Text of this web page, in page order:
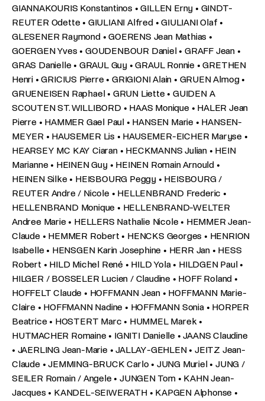
GIANNAKOURIS Konstantinos • GILLEN Erny • GINDT-
REUTER Odette • GIULIANI Alfred • GIULIANI Olaf •
GLESENER Raymond • GOERENS Jean Mathias •
GOERGEN Yves • GOUDENBOUR Daniel • GRAFF Jean •
GRAS Danielle • GRAUL Guy • GRAUL Ronnie • GRETHEN
Henri • GRICIUS Pierre • GRIGIONI Alain • GRUEN Almog •
GRUENEISEN Raphael • GRUN Liette • GUIDEN A
SCOUTEN ST. WILLIBORD • HAAS Monique • HALER Jean
Pierre • HAMMER Gael Paul • HANSEN Marie • HANSEN-
MEYER • HAUSEMER Lis • HAUSEMER-EICHER Maryse •
HEARSEY MC KAY Ciaran • HECKMANNS Julian • HEIN
Marianne • HEINEN Guy • HEINEN Romain Arnould •
HEINEN Silke • HEISBOURG Peggy • HEISBOURG /
REUTER Andre / Nicole • HELLENBRAND Frederic •
HELLENBRAND Monique • HELLENBRAND-WELTER
Andree Marie • HELLERS Nathalie Nicole • HEMMER Jean-
Claude • HEMMER Robert • HENCKS Georges • HENRION
Isabelle • HENSGEN Karin Josephine • HERR Jan • HESS
Robert • HILD Michel René • HILD Yola • HILDGEN Paul •
HILGER / BOSSELER Lucien / Claudine • HOFF Roland •
HOFFELT Claude • HOFFMANN Jean • HOFFMANN Marie-
Claire • HOFFMANN Nadine • HOFFMANN Sonia • HORPER
Beatrice • HOSTERT Marc • HUMMEL Marek •
HUTMACHER Romaine • IGNITI Danielle • JAANS Claudine
• JAERLING Jean-Marie • JALLAY-GEHLEN • JEITZ Jean-
Claude • JEMMING-BRUCK Carlo • JUNG Muriel • JUNG /
SEILER Romain / Angele • JUNGEN Tom • KAHN Jean-
Jacques • KANDEL-SEIWERATH • KAPGEN Alphonse •